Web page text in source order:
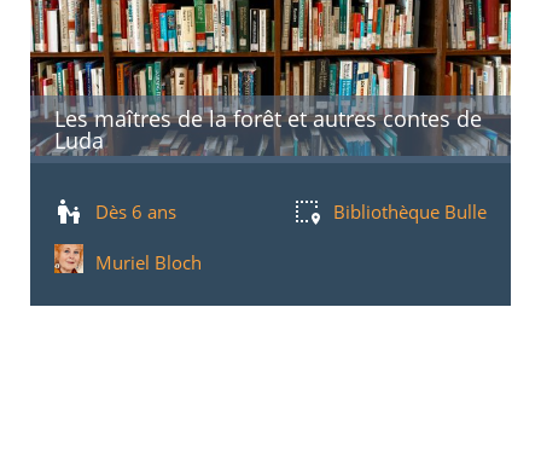
Les maîtres de la forêt et autres contes de
Luda
Dès 6 ans Bibliothèque Bulle
Muriel Bloch